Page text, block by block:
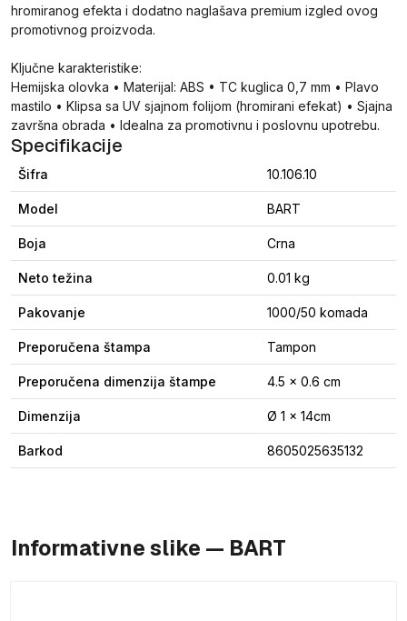
hromiranog efekta i dodatno naglašava premium izgled ovog
promotivnog proizvoda.
Ključne karakteristike:
Hemijska olovka • Materijal: ABS • TC kuglica 0,7 mm • Plavo
mastilo • Klipsa sa UV sjajnom folijom (hromirani efekat) • Sjajna
završna obrada • Idealna za promotivnu i poslovnu upotrebu.
Specifikacije
Šifra 10.106.10
Model BART
Boja Crna
Neto težina 0.01 kg
Pakovanje 1000/50 komada
Preporučena štampa Tampon
Preporučena dimenzija štampe 4.5 x 0.6 cm
Dimenzija Ø 1 x 14cm
Barkod 8605025635132
Informativne slike — BART